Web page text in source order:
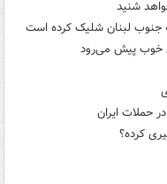
شنید
خوب پیش می‌رود
حملات ایران
کرده؟